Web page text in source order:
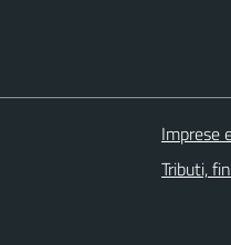
Imprese
Tributi,